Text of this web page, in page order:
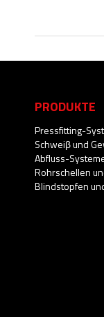
PRODUKTE
Pressfitting-
Schweiβ und
Abfluss-
Rohrschellen
Blindstopfen